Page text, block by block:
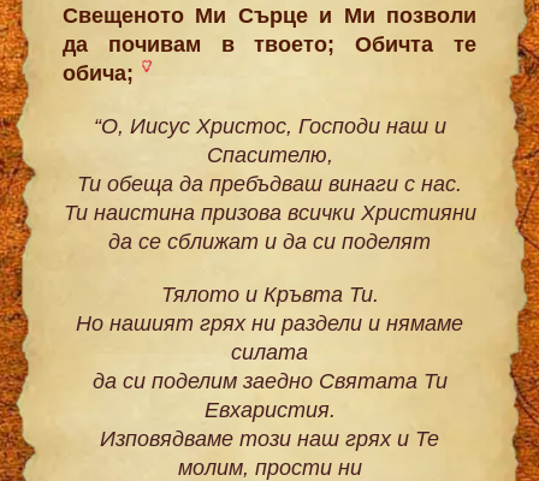
Свещеното Ми Сърце и Ми позволи
да почивам в твоето; Обичта те
обича;
“О, Иисус Христос, Господи наш и
Спасителю,
Ти обеща да пребъдваш винаги с нас.
Ти наистина призова всички Християни
да се сближат и да си поделят
Тялото и Кръвта Ти.
Но нашият грях ни раздели и нямаме
силата
да си поделим заедно Святата Ти
Евхаристия.
Изповядваме този наш грях и Те
молим, прости ни